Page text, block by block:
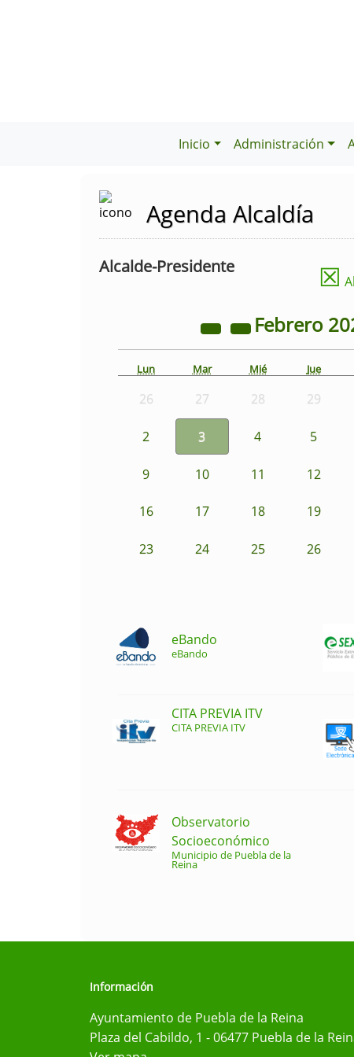
Inicio Administración
Agenda Alcaldía
Alcalde-Presidente ☒
Febrero
Lun Mar Mié Jue
26 27 28 29
2 3 4 5
9 10 11 12
16 17 18 19
23 24 25 26
eBando
eBando
CITA PREVIA ITV
CITA PREVIA ITV
Observatorio
Socioeconómico
Municipio de Puebla de la
Reina
Información
Ayuntamiento de Puebla de la Reina
Plaza del Cabildo, 1 - 06477 Puebla de la